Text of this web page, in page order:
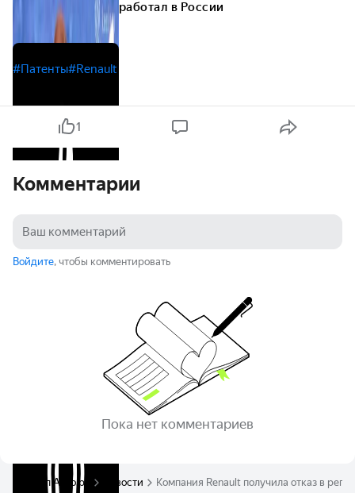
работал в России
#Патенты#Renault
1
Комментарии
Войдите, чтобы комментировать
Пока нет комментариев
Журнал Авто.ру Новости Компания Renault получила отказ в